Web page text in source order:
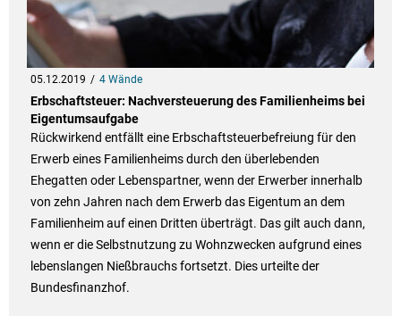
05.12.2019 4 Wände
Erbschaftsteuer: Nachversteuerung des Familienheims bei
Eigentumsaufgabe
Rückwirkend entfällt eine Erbschaftsteuerbefreiung für den
Erwerb eines Familienheims durch den überlebenden
Ehegatten oder Lebenspartner, wenn der Erwerber innerhalb
von zehn Jahren nach dem Erwerb das Eigentum an dem
Familienheim auf einen Dritten überträgt. Das gilt auch dann,
wenn er die Selbstnutzung zu Wohnzwecken aufgrund eines
lebenslangen Nießbrauchs fortsetzt. Dies urteilte der
Bundesfinanzhof.